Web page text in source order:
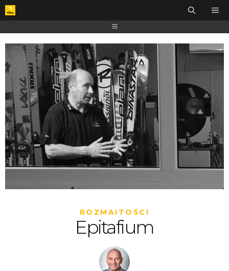
ROZMAITOŚCI
Epitafium